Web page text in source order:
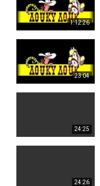
1:12:26
23:04
24:25
24:26